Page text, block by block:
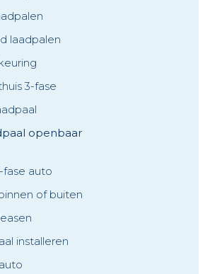
laadpalen
3-fase
openbaar
fase auto
of buiten
installeren